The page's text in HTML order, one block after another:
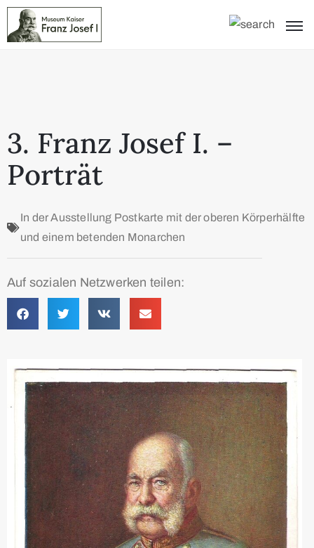
3. Franz Josef I. –
Porträt
In der Ausstellung Postkarte mit der oberen Körperhälfte
und einem betenden Monarchen
Auf sozialen Netzwerken teilen: